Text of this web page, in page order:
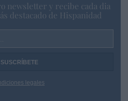
newsletter y recibe cada dia
destacado de Hispanidad
legales